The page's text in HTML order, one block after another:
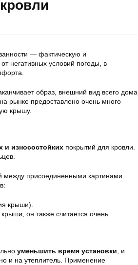
— фактическую и
негативных условий погоды, в
образ, внешний вид всего дома
рынке предоставлено очень много
крышу.
и износостойких покрытий для кровли.
между присоединенными картинами
крыши).
он также считается очень
уменьшить время установки, и
и на утеплитель. Применение